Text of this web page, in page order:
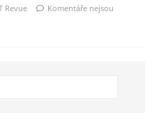
Revue
Komentáře nejsou